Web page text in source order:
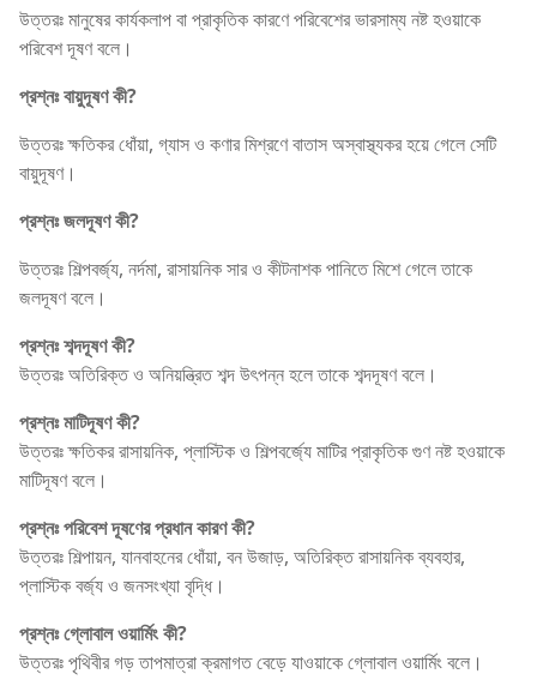
উত্তরঃ মানুষের কার্যকলাপ বা প্রাকৃতিক কারণে পরিবেশের ভারসাম্য নষ্ট হওয়াকে
পরিবেশ দূষণ বলে।
প্রশ্নঃ বায়ুদূষণ কী?
উত্তরঃ ক্ষতিকর ধোঁয়া, গ্যাস ও কণার মিশ্রণে বাতাস অস্বাস্থ্যকর হয়ে গেলে সেটি
বায়ুদূষণ।
প্রশ্নঃ জলদূষণ কী?
উত্তরঃ শিল্পবর্জ্য, নর্দমা, রাসায়নিক সার ও কীটনাশক পানিতে মিশে গেলে তাকে
জলদূষণ বলে।
প্রশ্নঃ শব্দদূষণ কী?
উত্তরঃ অতিরিক্ত ও অনিয়ন্ত্রিত শব্দ উৎপন্ন হলে তাকে শব্দদূষণ বলে।
প্রশ্নঃ মাটিদূষণ কী?
উত্তরঃ ক্ষতিকর রাসায়নিক, প্লাস্টিক ও শিল্পবর্জ্যে মাটির প্রাকৃতিক গুণ নষ্ট হওয়াকে
মাটিদূষণ বলে।
প্রশ্নঃ পরিবেশ দূষণের প্রধান কারণ কী?
উত্তরঃ শিল্পায়ন, যানবাহনের ধোঁয়া, বন উজাড়, অতিরিক্ত রাসায়নিক ব্যবহার,
প্লাস্টিক বর্জ্য ও জনসংখ্যা বৃদ্ধি।
প্রশ্নঃ গ্লোবাল ওয়ার্মিং কী?
উত্তরঃ পৃথিবীর গড় তাপমাত্রা ক্রমাগত বেড়ে যাওয়াকে গ্লোবাল ওয়ার্মিং বলে।